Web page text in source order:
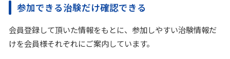
参加できる治験だけ確認できる
会員登録して頂いた情報をもとに、参加しやすい治験情報だ
けを会員様それぞれにご案内しています。